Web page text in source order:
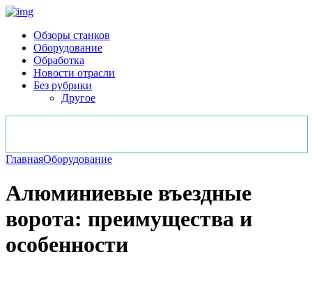
Обзоры станков
Оборудование
Обработка
Новости отрасли
Без рубрики
Другое
ГлавнаяОборудование
Алюминиевые въездные
ворота: преимущества и
особенности